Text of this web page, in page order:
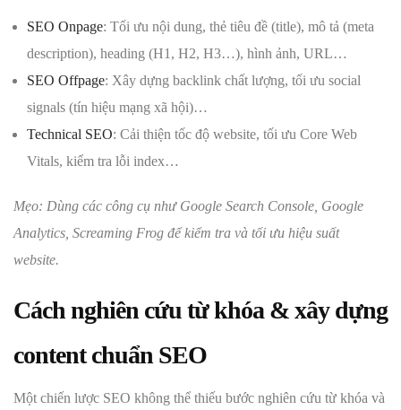
SEO Onpage: Tối ưu nội dung, thẻ tiêu đề (title), mô tả (meta
description), heading (H1, H2, H3…), hình ảnh, URL…
SEO Offpage: Xây dựng backlink chất lượng, tối ưu social
signals (tín hiệu mạng xã hội)…
Technical SEO: Cải thiện tốc độ website, tối ưu Core Web
Vitals, kiểm tra lỗi index…
Mẹo: Dùng các công cụ như Google Search Console, Google
Analytics, Screaming Frog để kiểm tra và tối ưu hiệu suất
website.
Cách nghiên cứu từ khóa & xây dựng
content chuẩn SEO
Một chiến lược SEO không thể thiếu bước nghiên cứu từ khóa và